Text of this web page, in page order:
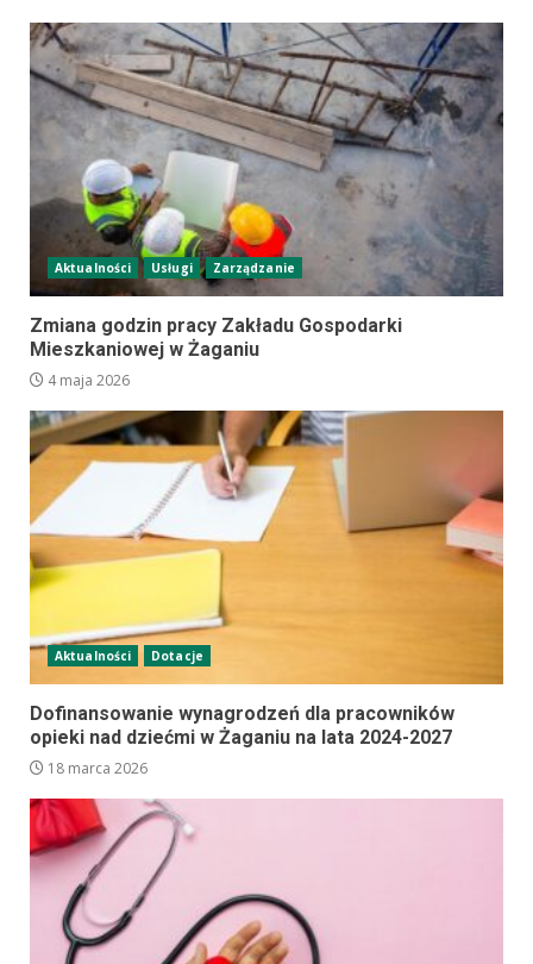
Aktualności Usługi Zarządzanie
Zmiana godzin pracy Zakładu Gospodarki
Mieszkaniowej w Żaganiu
4 maja 2026
Aktualności Dotacje
Dofinansowanie wynagrodzeń dla pracowników
opieki nad dziećmi w Żaganiu na lata 2024-2027
18 marca 2026